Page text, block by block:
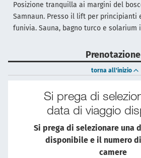
Posizione tranquilla ai margini del
Samnaun. Presso il lift per principianti
funivia. Sauna, bagno turco e solarium
Prenotazione
torna all'inizio
Si prega di
data di viaggio
Si prega di selezionare una
disponibile e il numero
camere